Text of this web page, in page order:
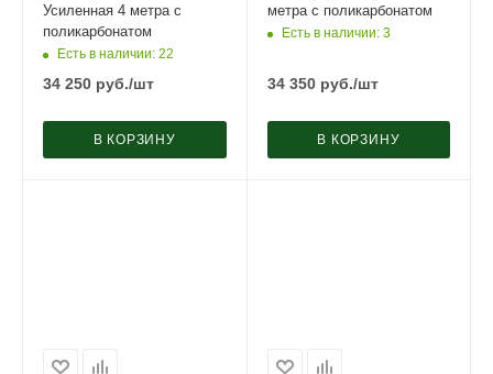
Усиленная 4 метра с
поликарбонатом
Есть в наличии: 22
34 250 руб./шт
В КОРЗИНУ
метра с поликарбонатом
Есть в наличии: 3
34 350руб./шт
В КОРЗИНУ